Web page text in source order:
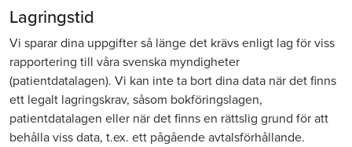
Lagringstid
Vi sparar dina uppgifter så länge det krävs enligt lag för viss
rapportering till våra svenska myndigheter
(patientdatalagen). Vi kan inte ta bort dina data när det finns
ett legalt lagringskrav, såsom bokföringslagen,
patientdatalagen eller när det finns en rättslig grund för att
behålla viss data, t.ex. ett pågående avtalsförhållande.